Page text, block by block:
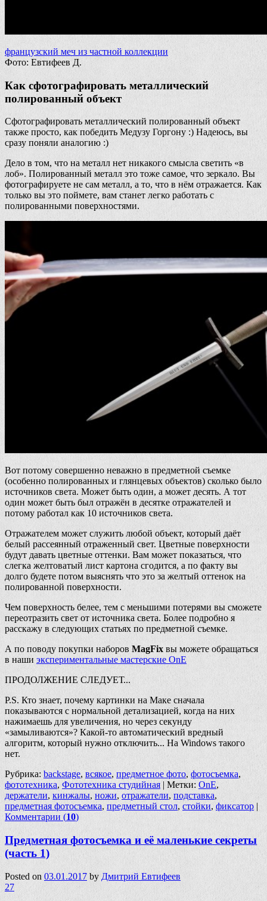
французский меч из частной коллекции
Фото: Евтифеев Д.
Как сфотографировать металлический
полированный объект
Сфотографировать металлический полированный объект
также просто, как победить Медузу Горгону :) Надеюсь, вы
сразу поняли аналогию :)
Дело в том, что на металл нет никакого смысла светить «в
лоб». Полированный металл это тоже самое, что зеркало. Вы
фотографируете не сам металл, а то, что в нём отражается. Как
только вы это поймете, вам станет легко работать с
полированными поверхностями.
Вот потому совершенно неважно в предметной съемке
(особенно полированных и глянцевых объектов) сколько было
источников света. Может быть один, а может десять. А тот
один может быть был отражён в десятке отражателей и
потому работал как 10 источников света.
Отражателем может служить любой объект, который даёт
белый рассеянный отраженный свет. Цветные поверхности
будут давать цветные оттенки. Вам может показаться, что
слегка желтоватый лист картона сгодится, а по факту вы
долго будете потом выяснять что это за желтый оттенок на
полированной поверхности.
Чем поверхность белее, тем с меньшими потерями вы сможете
переотразить свет от источника света. Более подробно я
расскажу в следующих статьях по предметной съемке.
А по поводу покупки наборов MagFix вы можете обращаться
в наши экспериментальные мастерские OnE
ПРОДОЛЖЕНИЕ СЛЕДУЕТ...
P.S. Кто знает, почему картинки на Маке сначала
показываются с нормальной детализацией, когда на них
нажимаешь для увеличения, но через секунду
«замыливаются»? Какой-то автоматический вредный
алгоритм, который нужно отключить... На Windows такого
нет.
Рубрика: backstage, всякое, предметное фото, фотосъемка,
фототехника, Фототехника студийная | Метки: OnE,
держатели, кинжалы, ножи, отражатели, подставка,
предметная фотосъемка, предметный стол, стойки, фиксатор |
Комментарии (10)
Предметная фотосъемка и её маленькие секреты
(часть 1)
Posted on 03.01.2017 by Дмитрий Евтифеев
27